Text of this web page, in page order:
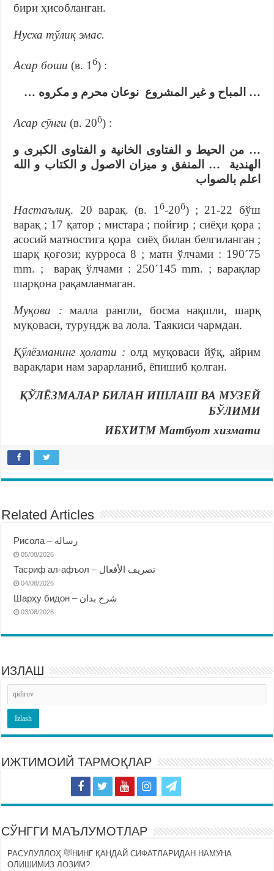
бири ҳисобланган.
Нусха тўлиқ эмас.
Асар боши (в. 1б) :
… المباح و غير المشروع نوعان محرم و مكروه …
Асар сўнги (в. 20б) :
… من الحيط و الفتاوى الخانية و الفتاوى الكبرى و
الهندية … المنفق و ميزان الاصول و الكتاب و الله
اعلم بالصواب
Настаълиқ. 20 варақ. (в. 1б-20б) ; 21-22 бўш
варақ ; 17 қатор ; мистара ; пойгир ; сиёҳи қора ;
асосий матностига қора сиёҳ билан белгиланган ;
шарқ қоғози; курроса 8 ; матн ўлчами : 190´75
mm. ; варақ ўлчами : 250´145 mm. ; варақлар
шарқона рақамланмаган.
Муқова :малла рангли, босма нақшли, шарқ
муқоваси, турундж ва лола. Таякиси чармдан.
Қўлёзманинг ҳолати : олд муқоваси йўқ, айрим
варақлари нам зарарланиб, ёпишиб қолган.
ҚЎЛЁЗМАЛАР БИЛАН ИШЛАШ ВА МУЗЕЙ
БЎЛИМИ
ИБХИТМ Матбуот хизмати
Related Articles
Рисола – رساله
05/08/2026
Тасриф ал-афъол – تصريف الأفعال
04/08/2026
Шарҳу бидон – شرح بدان
03/08/2026
ИЗЛАШ
ИЖТИМОИЙ ТАРМОҚЛАР
СЎНГГИ МАЪЛУМОТЛАР
РАСУЛУЛЛОҲ ﷺНИНГ ҚАНДАЙ СИФАТЛАРИДАН НАМУНА
ОЛИШИМИЗ ЛОЗИМ?